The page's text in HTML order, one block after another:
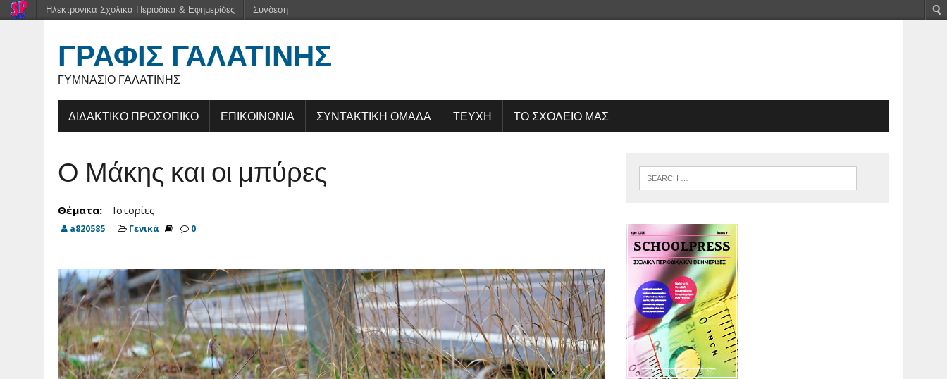
ΓΡΑΦΊΣ ΓΑΛΑΤΙΝΉΣ
ΓΥΜΝΆΣΙΟ ΓΑΛΑΤΙΝΉΣ
ΔΙΔΑΚΤΙΚΟ ΠΡΟΣΩΠΙΚΟ ΕΠΙΚΟΙΝΩΝΙΑ ΣΥΝΤΑΚΤΙΚΗ ΟΜΑΔΑ ΤΕΥΧΗ ΤΟ ΣΧΟΛΕΙΟ ΜΑΣ
Ο Μάκης και οι μπύρες
Θέματα: Ιστορίες
a820585 Γενικά 0
Ηλεκτρονικά Σχολικά Περιοδικά & Εφημερίδες Σύνδεση